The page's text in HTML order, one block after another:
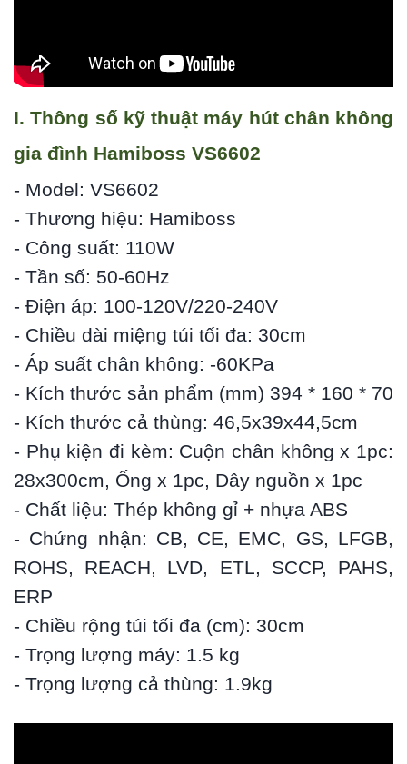
I. Thông số kỹ thuật máy hút chân không
gia đình Hamiboss VS6602
- Model: VS6602
- Thương hiệu: Hamiboss
- Công suất: 110W
- Tần số: 50-60Hz
- Điện áp: 100-120V/220-240V
- Chiều dài miệng túi tối đa: 30cm
- Áp suất chân không: -60KPa
- Kích thước sản phẩm (mm) 394 * 160 * 70
- Kích thước cả thùng: 46,5x39x44,5cm
- Phụ kiện đi kèm: Cuộn chân không x 1pc:
28x300cm, Ống x 1pc, Dây nguồn x 1pc
- Chất liệu: Thép không gỉ + nhựa ABS
- Chứng nhận: CB, CE, EMC, GS, LFGB,
ROHS, REACH, LVD, ETL, SCCP, PAHS,
ERP
- Chiều rộng túi tối đa (cm): 30cm
- Trọng lượng máy: 1.5 kg
- Trọng lượng cả thùng: 1.9kg